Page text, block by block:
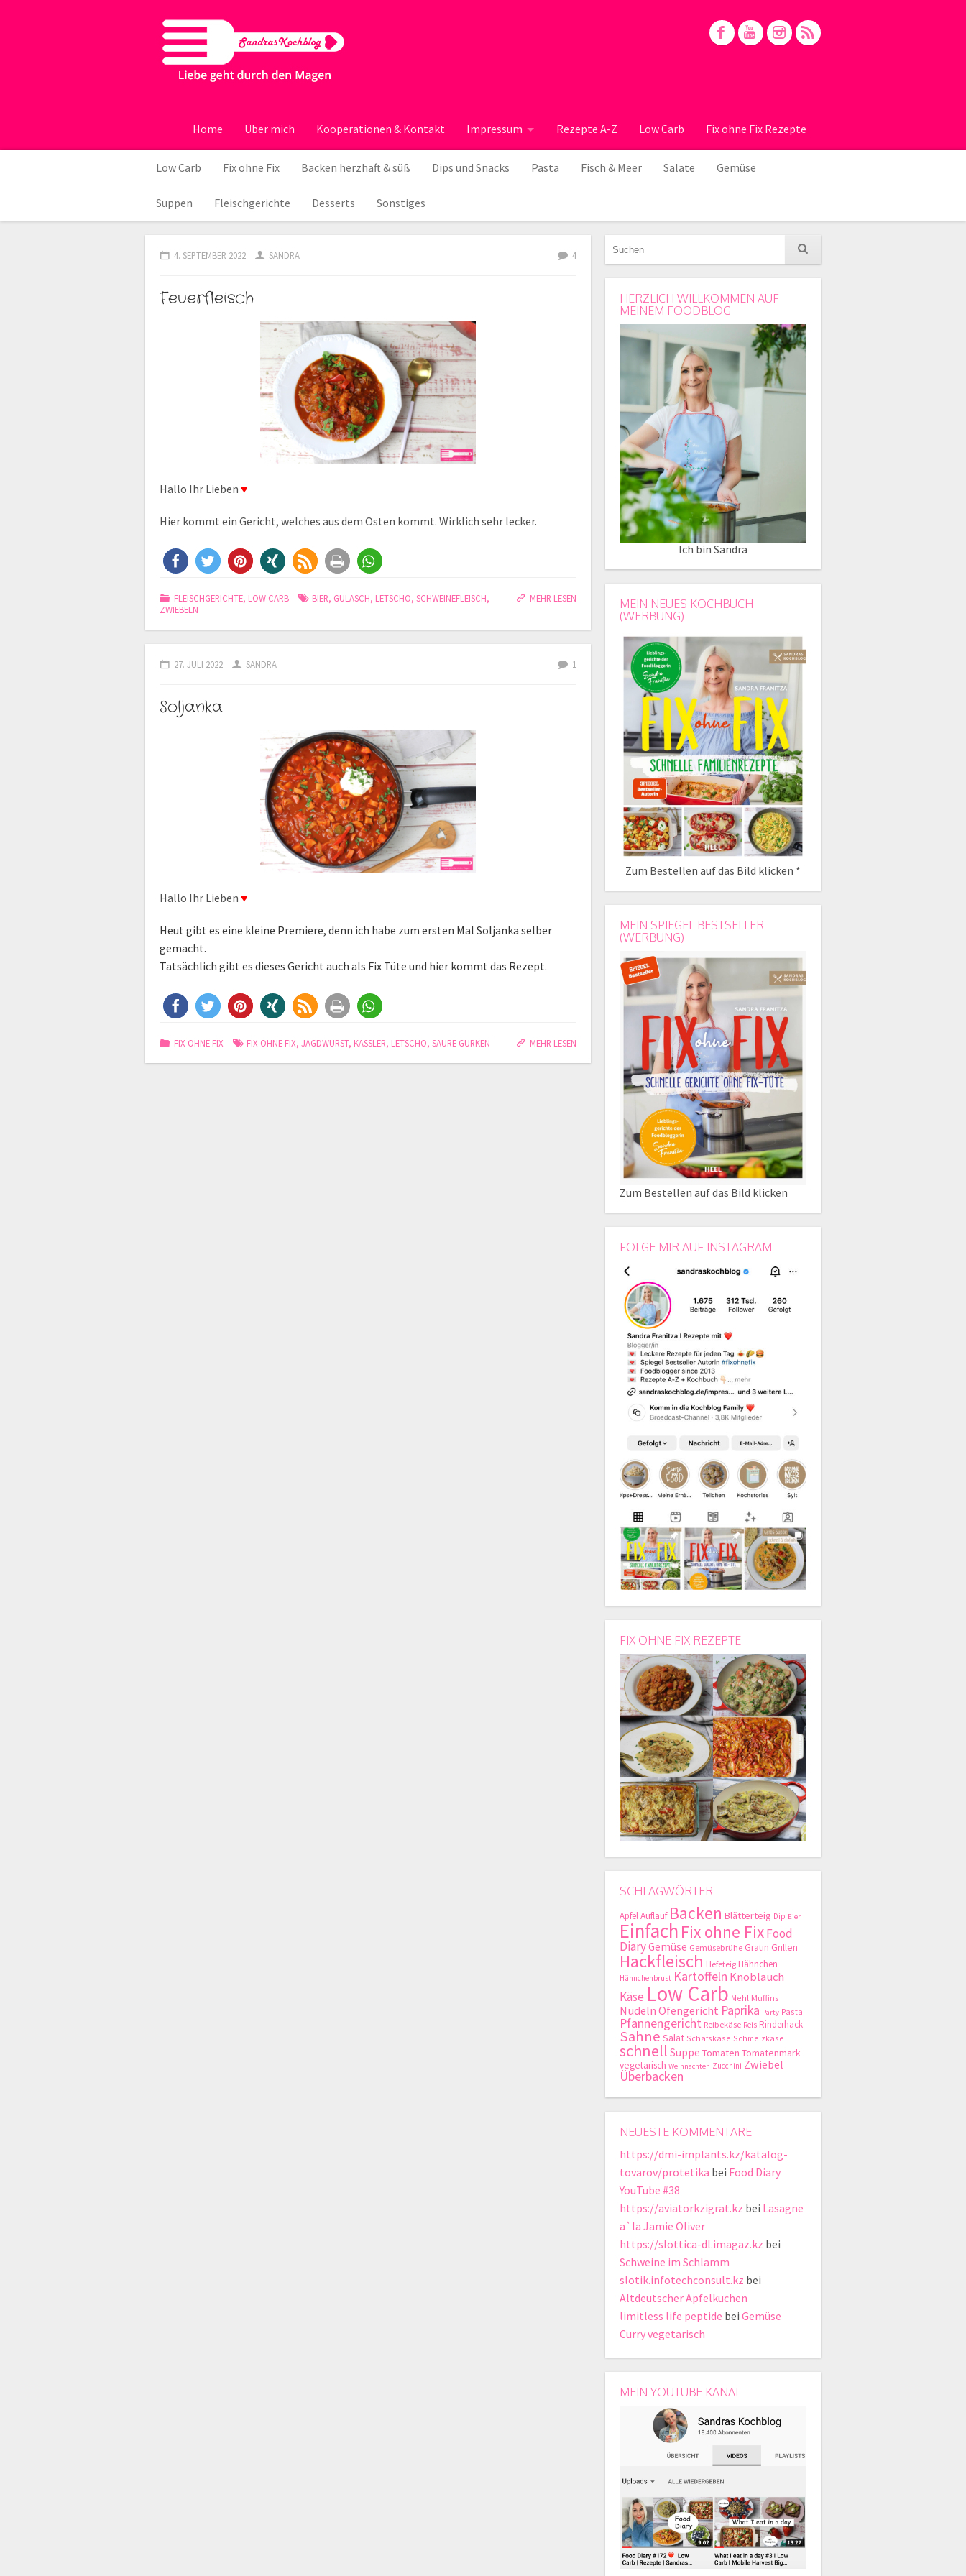
Home Über mich Kooperationen & Kontakt Impressum Rezepte A-Z Low Carb Fix ohne Fix Rezepte
Low Carb Fix ohne Fix Backen herzhaft & süß Dips und Snacks Pasta Fisch & Meer Salate Gemüse
Suppen Fleischgerichte Desserts Sonstiges
4. SEPTEMBER 2022 SANDRA 4
Feuerfleisch
Hallo Ihr Lieben ♥
Hier kommt ein Gericht, welches aus dem Osten kommt. Wirklich sehr lecker.
MEHR LESEN
FLEISCHGERICHTE, LOW CARB BIER, GULASCH, LETSCHO,SCHWEINEFLEISCH,
ZWIEBELN
27. JULI 2022 SANDRA 1
Soljanka
Hallo Ihr Lieben ♥
Heut gibt es eine kleine Premiere, denn ich habe zum ersten Mal Soljanka selber
gemacht.
Tatsächlich gibt es dieses Gericht auch als Fix Tüte und hier kommt das Rezept.
MEHR LESEN
FIX OHNE FIX FIX OHNE FIX,JAGDWURST, KASSLER, LETSCHO,SAURE GURKEN
HERZLICH WILLKOMMEN AUF
MEINEM FOODBLOG
Ich bin Sandra
MEIN NEUES KOCHBUCH
(WERBUNG)
Zum Bestellen auf das Bild klicken *
MEIN SPIEGEL BESTSELLER
(WERBUNG)
Zum Bestellen auf das Bild klicken
FOLGE MIR AUF INSTAGRAM
FIX OHNE FIX REZEPTE
SCHLAGWÖRTER
ApfelAuflauf Backen Blätterteig Dip Eier
Einfach Fix ohne FixFood
DiaryGemüse Gemüsebrühe Gratin Grillen
Hackfleisch Hefeteig Hähnchen
Hähnchenbrust Kartoffeln Knoblauch
Käse Low Carb Mehl Muffins
NudelnOfengericht Paprika Party Pasta
Pfannengericht Reibekäse Reis Rinderhack
Sahne Salat Schafskäse Schmelzkäse
schnell Suppe Tomaten Tomatenmark
vegetarisch Weihnachten Zucchini Zwiebel
Überbacken
NEUESTE KOMMENTARE
https://dmi-implants.kz/katalog-
tovarov/protetika bei Food Diary
YouTube #38
https://aviatorkzigrat.kz bei Lasagne
a`la Jamie Oliver
https://slottica-dl.imagaz.kz bei
Schweine im Schlamm
slotik.infotechconsult.kz bei
Altdeutscher Apfelkuchen
limitless life peptide bei Gemüse
Curry vegetarisch
MEIN YOUTUBE KANAL